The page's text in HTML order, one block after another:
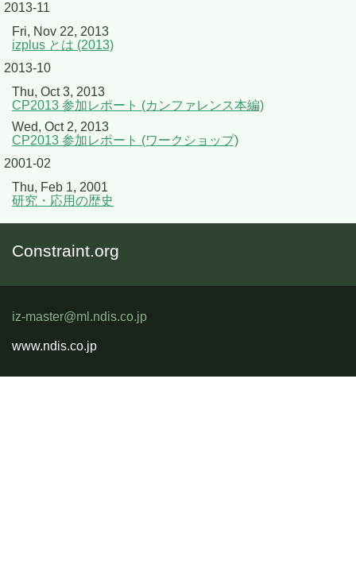
2013-11
Fri, Nov 22, 2013
izplus とは (2013)
2013-10
Thu, Oct 3, 2013
CP2013 参加レポート (カンファレンス本編)
Wed, Oct 2, 2013
CP2013 参加レポート (ワークショップ)
2001-02
Thu, Feb 1, 2001
研究・応用の歴史
Constraint.org
iz-master@ml.ndis.co.jp
www.ndis.co.jp